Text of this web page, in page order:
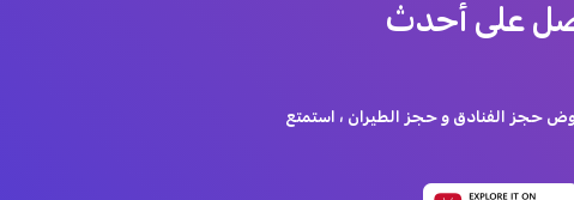
على أحدث
حجز الفنادق و حجز الطيران ، استمتع